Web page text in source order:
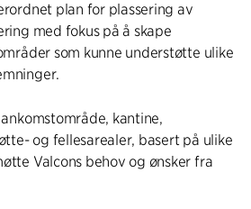
plan for plassering av
med fokus på å skape
som kunne understøtte ulike
kantine,
og fellesarealer, basert på ulike
Valcons behov og ønsker fra